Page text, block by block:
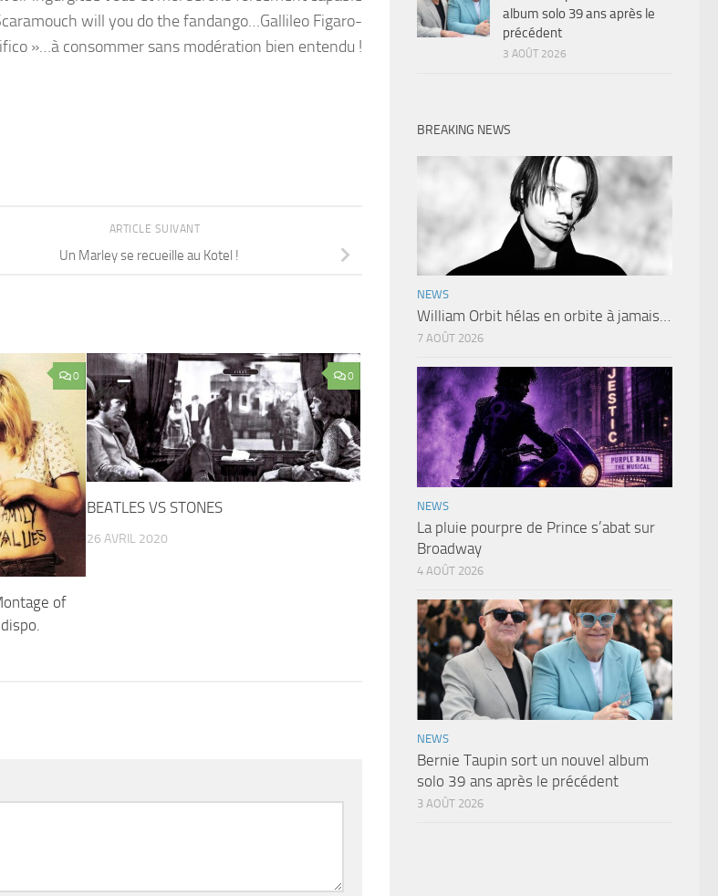
will you do the fandango…Gallileo Figaro-
»…à consommer sans modération bien entendu !
ARTICLE SUIVANT
Un Marley se recueille au Kotel !
0
of
0
BEATLES VS STONES
26 AVRIL 2020
album solo 39 ans après le
précédent
3 AOÛT 2026
BREAKING NEWS
NEWS
William Orbit hélas en orbite à jamais…
7 AOÛT 2026
NEWS
La pluie pourpre de Prince s’abat sur
Broadway
4 AOÛT 2026
NEWS
Bernie Taupin sort un nouvel album
solo 39 ans après le précédent
3 AOÛT 2026